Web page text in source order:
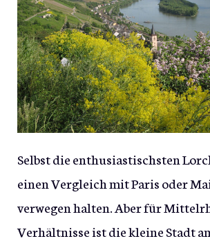
Selbst die enthusiastischsten
einen Vergleich mit Paris oder
verwegen halten. Aber für
Verhältnisse ist die kleine Stadt